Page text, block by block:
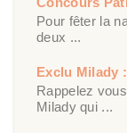
Pour fêter la
deux ...
Exclu Milady
Rappelez
Milady qui ...